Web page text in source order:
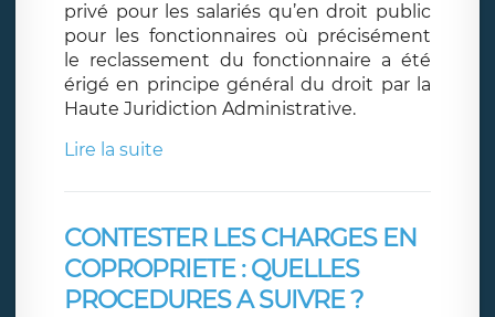
privé pour les salariés qu’en droit public
pour les fonctionnaires où précisément
le reclassement du fonctionnaire a été
érigé en principe général du droit par la
Haute Juridiction Administrative.
Lire la suite
CONTESTER LES CHARGES EN
COPROPRIETE : QUELLES
PROCEDURES A SUIVRE ?